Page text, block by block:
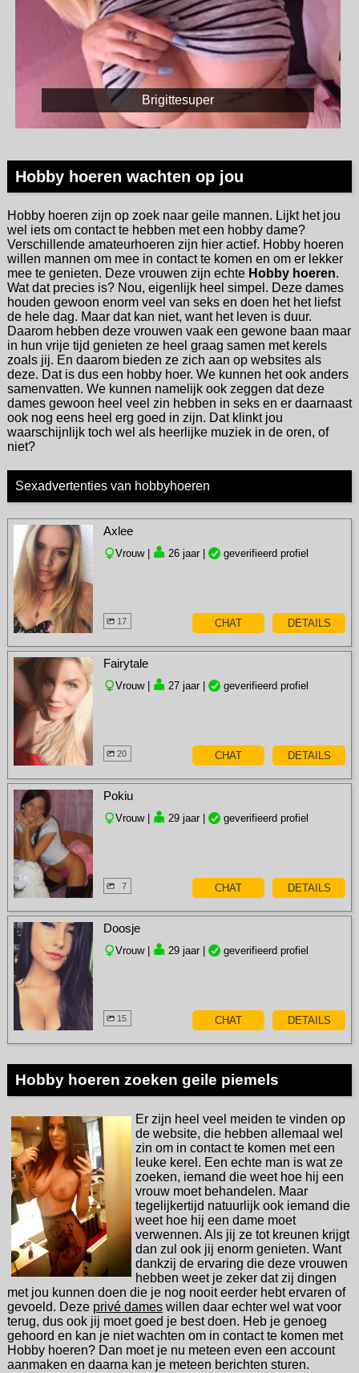
Brigittesuper
Hobby hoeren wachten op jou
Hobby hoeren zijn op zoek naar geile mannen. Lijkt het jou
wel iets om contact te hebben met een hobby dame?
Verschillende amateurhoeren zijn hier actief. Hobby hoeren
willen mannen om mee in contact te komen en om er lekker
mee te genieten. Deze vrouwen zijn echte Hobby hoeren.
Wat dat precies is? Nou, eigenlijk heel simpel. Deze dames
houden gewoon enorm veel van seks en doen het het liefst
de hele dag. Maar dat kan niet, want het leven is duur.
Daarom hebben deze vrouwen vaak een gewone baan maar
in hun vrije tijd genieten ze heel graag samen met kerels
zoals jij. En daarom bieden ze zich aan op websites als
deze. Dat is dus een hobby hoer. We kunnen het ook anders
samenvatten. We kunnen namelijk ook zeggen dat deze
dames gewoon heel veel zin hebben in seks en er daarnaast
ook nog eens heel erg goed in zijn. Dat klinkt jou
waarschijnlijk toch wel als heerlijke muziek in de oren, of
niet?
Sexadvertenties van hobbyhoeren
Axlee
Vrouw | 26 jaar | geverifieerd profiel
17 DETAILS
CHAT
Fairytale
Vrouw | 27 jaar | geverifieerd profiel
20 DETAILS
CHAT
Pokiu
Vrouw | 29 jaar | geverifieerd profiel
7 DETAILS
CHAT
Doosje
Vrouw | 29 jaar | geverifieerd profiel
15 DETAILS
CHAT
Hobby hoeren zoeken geile piemels
Er zijn heel veel meiden te vinden op
de website, die hebben allemaal wel
zin om in contact te komen met een
leuke kerel. Een echte man is wat ze
zoeken, iemand die weet hoe hij een
vrouw moet behandelen. Maar
tegelijkertijd natuurlijk ook iemand die
weet hoe hij een dame moet
verwennen. Als jij ze tot kreunen krijgt
dan zul ook jij enorm genieten. Want
dankzij de ervaring die deze vrouwen
hebben weet je zeker dat zij dingen
met jou kunnen doen die je nog nooit eerder hebt ervaren of
gevoeld. Deze privé dameswillen daar echter wel wat voor
terug, dus ook jij moet goed je best doen. Heb je genoeg
gehoord en kan je niet wachten om in contact te komen met
Hobby hoeren? Dan moet je nu meteen even een account
aanmaken en daarna kan je meteen berichten sturen.